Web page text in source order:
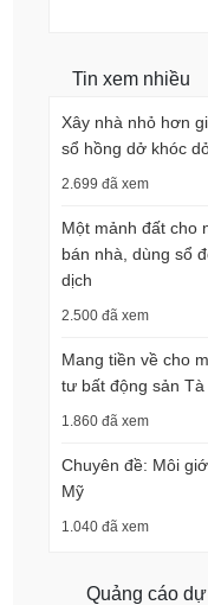
Tin xem nhiều
Xây nhà nhỏ hơn
sổ hồng dở khóc
2.699 đã xem
Một mảnh đất cho
bán nhà, dùng sổ
dịch
2.500 đã xem
Mang tiền về cho
tư bất động sản
1.860 đã xem
Chuyên đề: Môi
Mỹ
1.040 đã xem
Quảng cáo